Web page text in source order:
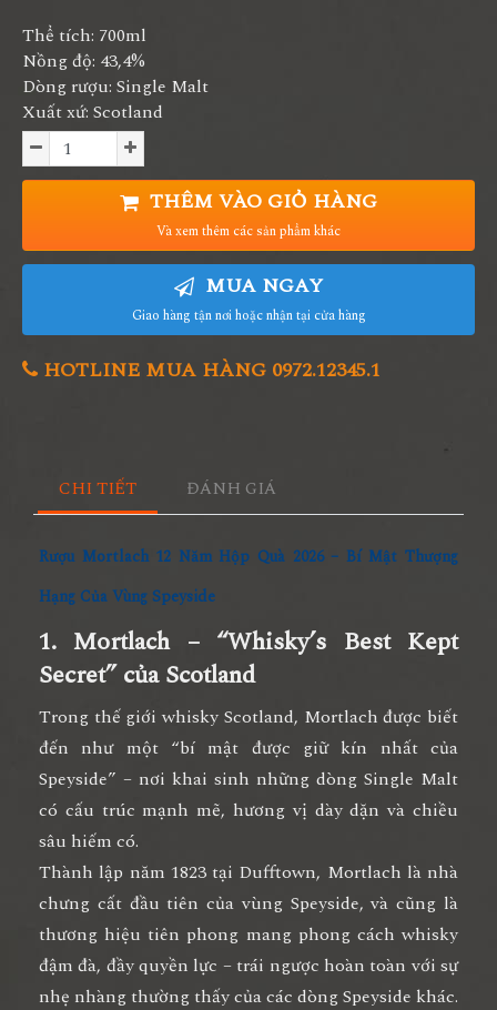
Thể tích: 700ml
Nồng độ: 43,4%
Dòng rượu: Single Malt
Xuất xứ: Scotland
THÊM VÀO GIỎ HÀNG
Và xem thêm các sản phẩm khác
MUA NGAY
Giao hàng tận nơi hoặc nhận tại cửa hàng
HOTLINE MUA HÀNG 0972.12345.1
CHI TIẾT ĐÁNH GIÁ
Rượu Mortlach 12 Năm Hộp Quà 2026 – Bí Mật Thượng
Hạng Của Vùng Speyside
1. Mortlach – “Whisky’s Best Kept
Secret” của Scotland
Trong thế giới whisky Scotland, Mortlach được biết
đến như một “bí mật được giữ kín nhất của
Speyside” – nơi khai sinh những dòng Single Malt
có cấu trúc mạnh mẽ, hương vị dày dặn và chiều
sâu hiếm có.
Thành lập năm 1823 tại Dufftown, Mortlach là nhà
chưng cất đầu tiên của vùng Speyside, và cũng là
thương hiệu tiên phong mang phong cách whisky
đậm đà, đầy quyền lực – trái ngược hoàn toàn với sự
nhẹ nhàng thường thấy của các dòng Speyside khác.